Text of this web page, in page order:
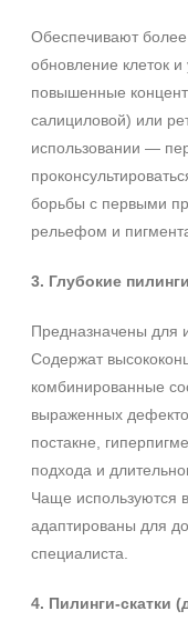
Обеспечивают более
обновление клеток
повышенные
салициловой) или
использовании —
борьбы с первыми
рельефом и
3. Глубокие
Предназначены для
Содержат
комбинированные
выраженных
постакне,
подхода и
Чаще используются
адаптированы для
специалиста.
4. Пилинги‑скатки